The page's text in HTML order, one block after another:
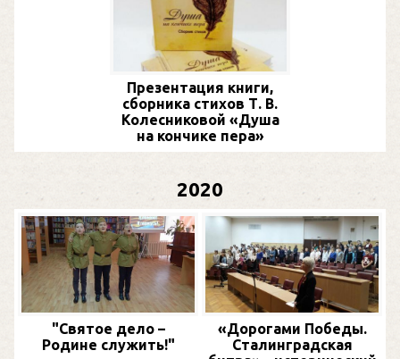
Презентация книги,
сборника стихов Т. В.
Колесниковой «Душа
на кончике пера»
2020
"Святое дело –
Родине служить!"
«Дорогами Победы.
Сталинградская